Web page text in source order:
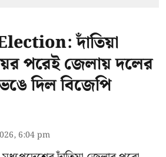
দাঁতিয়া
পরেই জেলায় দলের
দিল বিজেপি
6:04 pm